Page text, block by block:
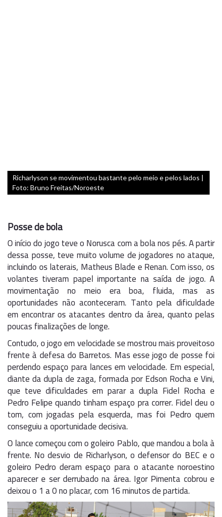
Richarlyson se movimentou bastante pelo meio e pelos lados |
Foto: Bruno Freitas/Noroeste
Posse de bola
O início do jogo teve o Norusca com a bola nos pés. A partir
dessa posse, teve muito volume de jogadores no ataque,
incluindo os laterais, Matheus Blade e Renan. Com isso, os
volantes tiveram papel importante na saída de jogo. A
movimentação no meio era boa, fluida, mas as
oportunidades não aconteceram. Tanto pela dificuldade
em encontrar os atacantes dentro da área, quanto pelas
poucas finalizações de longe.
Contudo, o jogo em velocidade se mostrou mais proveitoso
frente à defesa do Barretos. Mas esse jogo de posse foi
perdendo espaço para lances em velocidade. Em especial,
diante da dupla de zaga, formada por Edson Rocha e Vini,
que teve dificuldades em parar a dupla Fidel Rocha e
Pedro Felipe quando tinham espaço pra correr. Fidel deu o
tom, com jogadas pela esquerda, mas foi Pedro quem
conseguiu a oportunidade decisiva.
O lance começou com o goleiro Pablo, que mandou a bola à
frente. No desvio de Richarlyson, o defensor do BEC e o
goleiro Pedro deram espaço para o atacante noroestino
aparecer e ser derrubado na área. Igor Pimenta cobrou e
deixou o 1 a 0 no placar, com 16 minutos de partida.